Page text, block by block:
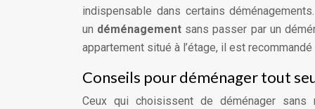
indispensable dans certains
un déménagement sans passer par un
appartement situé à l’étage, il est
Conseils pour déménager tout
Ceux qui choisissent de déménager sans